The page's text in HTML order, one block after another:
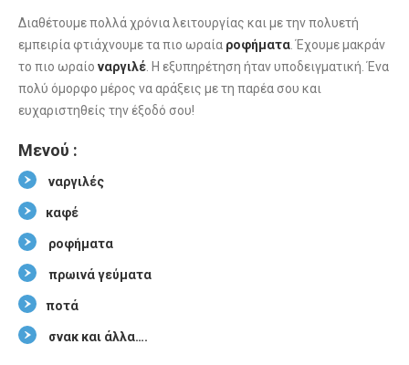
Διαθέτουμε πολλά χρόνια λειτουργίας και με την πολυετή
εμπειρία φτιάχνουμε τα πιο ωραία ροφήματα. Έχουμε μακράν
το πιο ωραίο ναργιλέ. Η εξυπηρέτηση ήταν υποδειγματική. Ένα
πολύ όμορφο μέρος να αράξεις με τη παρέα σου και
ευχαριστηθείς την έξοδό σου!
Μενού :
ναργιλές
καφέ
ροφήματα
πρωινά γεύματα
ποτά
σνακ και άλλα….